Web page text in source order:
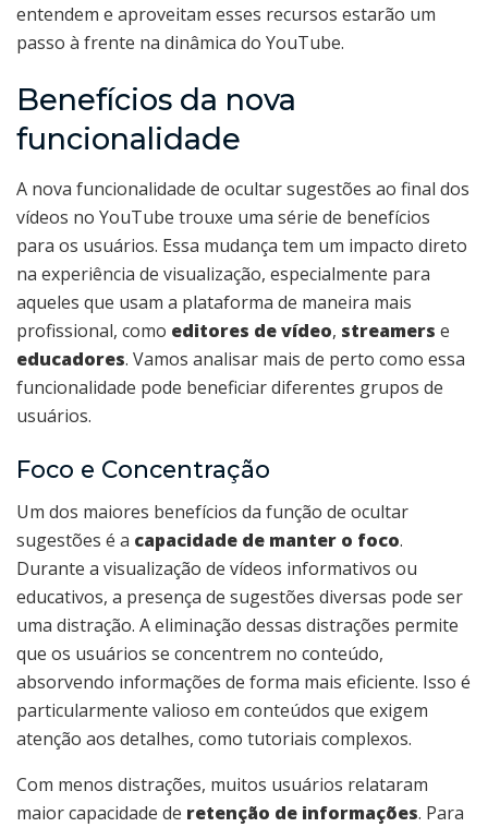
entendem e aproveitam esses recursos estarão um
passo à frente na dinâmica do YouTube.
Benefícios da nova
funcionalidade
A nova funcionalidade de ocultar sugestões ao final dos
vídeos no YouTube trouxe uma série de benefícios
para os usuários. Essa mudança tem um impacto direto
na experiência de visualização, especialmente para
aqueles que usam a plataforma de maneira mais
profissional, como editores de vídeo, streamers e
educadores. Vamos analisar mais de perto como essa
funcionalidade pode beneficiar diferentes grupos de
usuários.
Foco e Concentração
Um dos maiores benefícios da função de ocultar
sugestões é a capacidade de manter o foco.
Durante a visualização de vídeos informativos ou
educativos, a presença de sugestões diversas pode ser
uma distração. A eliminação dessas distrações permite
que os usuários se concentrem no conteúdo,
absorvendo informações de forma mais eficiente. Isso é
particularmente valioso em conteúdos que exigem
atenção aos detalhes, como tutoriais complexos.
Com menos distrações, muitos usuários relataram
maior capacidade de retenção de informações. Para